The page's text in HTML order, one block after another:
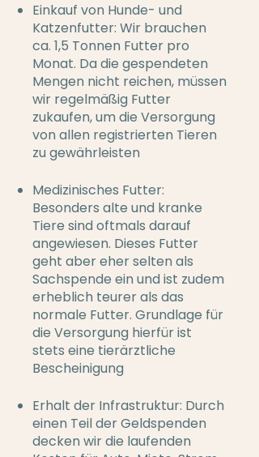
Einkauf von Hunde- und
Katzenfutter: Wir brauchen
ca. 1,5 Tonnen Futter pro
Monat. Da die gespendeten
Mengen nicht reichen, müssen
wir regelmäßig Futter
zukaufen, um die Versorgung
von allen registrierten Tieren
zu gewährleisten
Medizinisches Futter:
Besonders alte und kranke
Tiere sind oftmals darauf
angewiesen. Dieses Futter
geht aber eher selten als
Sachspende ein und ist zudem
erheblich teurer als das
normale Futter. Grundlage für
die Versorgung hierfür ist
stets eine tierärztliche
Bescheinigung
Erhalt der Infrastruktur: Durch
einen Teil der Geldspenden
decken wir die laufenden